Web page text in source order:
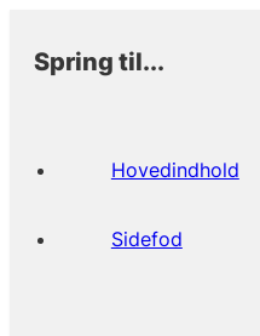
Spring til...
Hovedindhold
Sidefod